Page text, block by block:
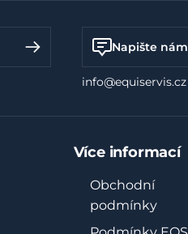
Napište nám
info@equiservis.cz
Více informací
Obchodní
podmínky